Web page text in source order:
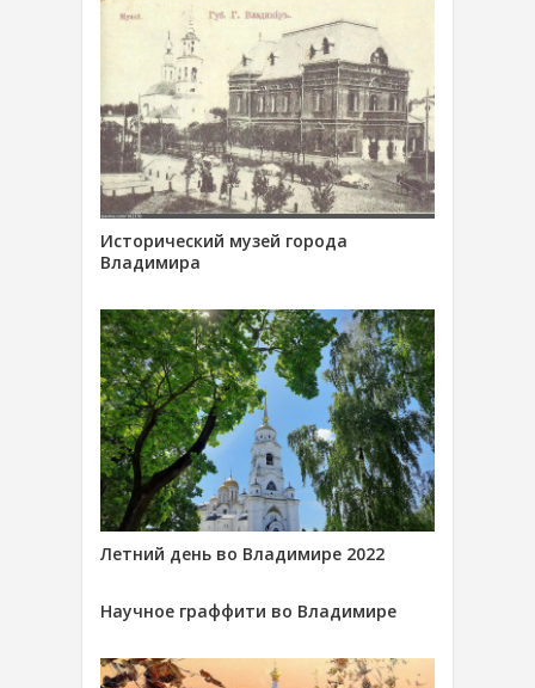
Исторический музей города
Владимира
Летний день во Владимире 2022
Научное граффити во Владимире